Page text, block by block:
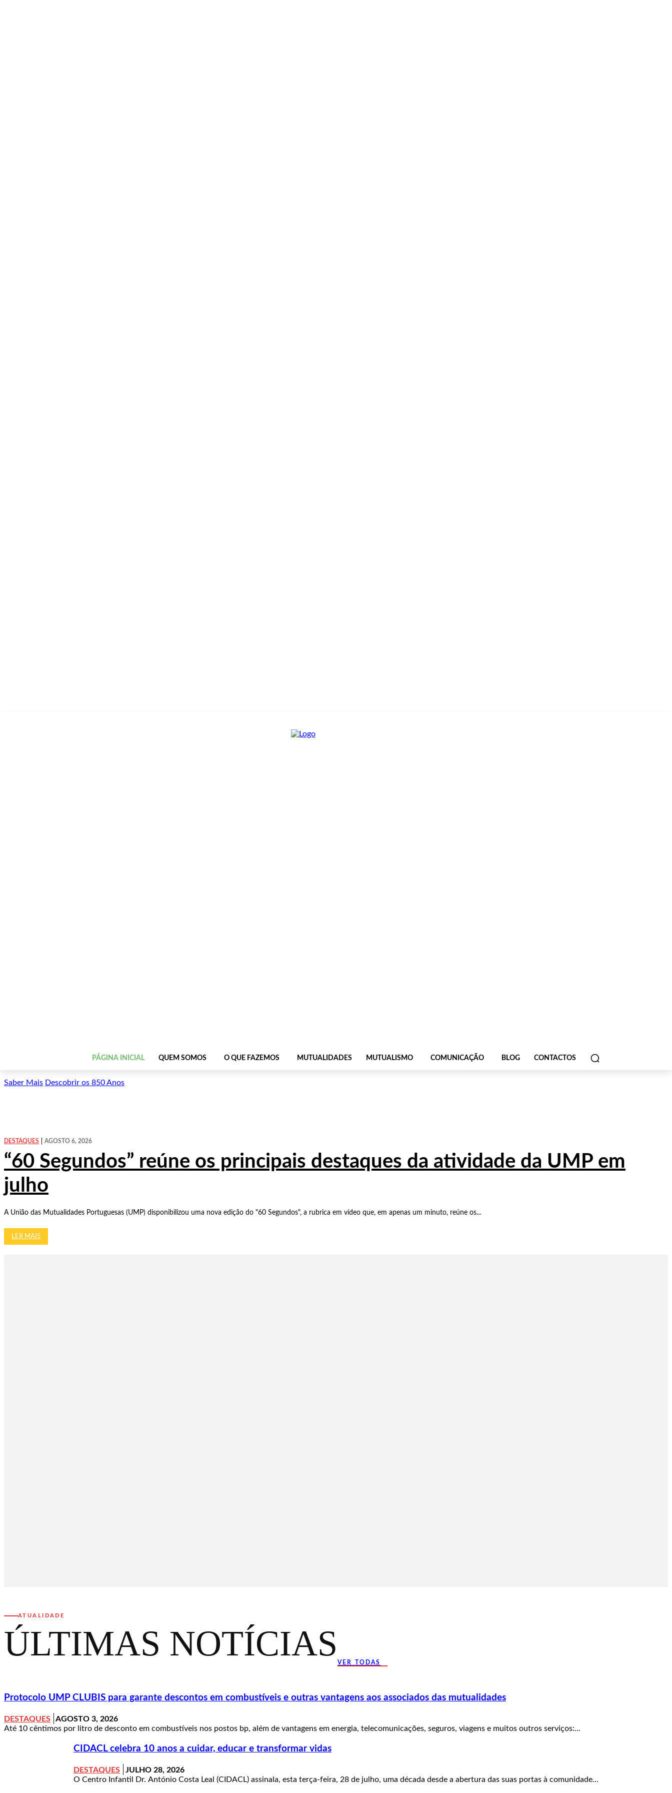
PÁGINA INICIAL QUEM SOMOS O QUE FAZEMOS MUTUALIDADES MUTUALISMO COMUNICAÇÃO BLOG CONTACTOS
Saber Mais Descobrir os 850 Anos
DESTAQUES AGOSTO 6, 2026
“60 Segundos” reúne os principais destaques da atividade da UMP em
julho
A União das Mutualidades Portuguesas (UMP) disponibilizou uma nova edição do "60 Segundos", a rubrica em vídeo que, em apenas um minuto, reúne os...
LER MAIS
ATUALIDADE
ÚLTIMAS NOTÍCIAS VER TODAS
Protocolo UMP CLUBIS para garante descontos em combustíveis e outras vantagens aos associados das mutualidades
DESTAQUES
AGOSTO 3, 2026
Até 10 cêntimos por litro de desconto em combustíveis nos postos bp, além de vantagens em energia, telecomunicações, seguros, viagens e muitos outros serviços:...
CIDACL celebra 10 anos a cuidar, educar e transformar vidas
DESTAQUES
JULHO 28, 2026
O Centro Infantil Dr. António Costa Leal (CIDACL) assinala, esta terça-feira, 28 de julho, uma década desde a abertura das suas portas à comunidade...